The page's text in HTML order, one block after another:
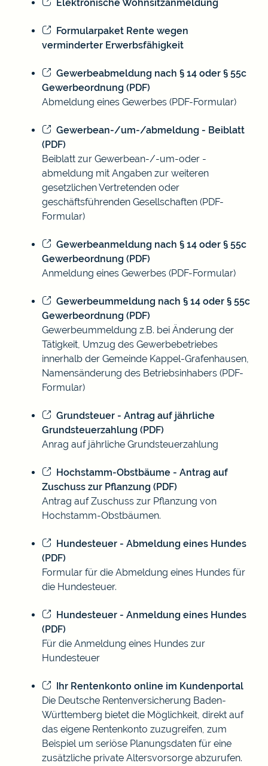
Elektronische Wohnsitzanmeldung
Formularpaket Rente wegen
verminderter Erwerbsfähigkeit
Gewerbeabmeldung nach § 14 oder § 55c
Gewerbeordnung (PDF)
Abmeldung eines Gewerbes (PDF-Formular)
Gewerbean-/um-/abmeldung - Beiblatt
(PDF)
Beiblatt zur Gewerbean-/-um-oder -
abmeldung mit Angaben zur weiteren
gesetzlichen Vertretenden oder
geschäftsführenden Gesellschaften (PDF-
Formular)
Gewerbeanmeldung nach § 14 oder § 55c
Gewerbeordnung (PDF)
Anmeldung eines Gewerbes (PDF-Formular)
Gewerbeummeldung nach § 14 oder § 55c
Gewerbeordnung (PDF)
Gewerbeummeldung z.B. bei Änderung der
Tätigkeit, Umzug des Gewerbebetriebes
innerhalb der Gemeinde Kappel-Grafenhausen,
Namensänderung des Betriebsinhabers (PDF-
Formular)
Grundsteuer - Antrag auf jährliche
Grundsteuerzahlung (PDF)
Anrag auf jährliche Grundsteuerzahlung
Hochstamm-Obstbäume - Antrag auf
Zuschuss zur Pflanzung (PDF)
Antrag auf Zuschuss zur Pflanzung von
Hochstamm-Obstbäumen.
Hundesteuer - Abmeldung eines Hundes
(PDF)
Formular für die Abmeldung eines Hundes für
die Hundesteuer.
Hundesteuer - Anmeldung eines Hundes
(PDF)
Für die Anmeldung eines Hundes zur
Hundesteuer
Ihr Rentenkonto online im Kundenportal
Die Deutsche Rentenversicherung Baden-
Württemberg bietet die Möglichkeit, direkt auf
das eigene Rentenkonto zuzugreifen, zum
Beispiel um seriöse Planungsdaten für eine
zusätzliche private Altersvorsorge abzurufen.